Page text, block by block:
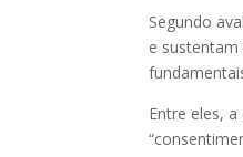
Segundo
e
Entre eles,